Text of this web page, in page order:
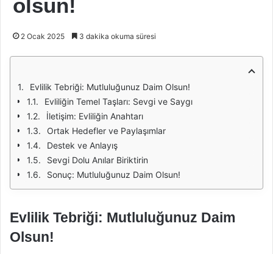
olsun!
2 Ocak 2025 3 dakika okuma süresi
Evlilik Tebriği: Mutluluğunuz Daim Olsun!
Evliliğin Temel Taşları: Sevgi ve Saygı
İletişim: Evliliğin Anahtarı
Ortak Hedefler ve Paylaşımlar
Destek ve Anlayış
Sevgi Dolu Anılar Biriktirin
Sonuç: Mutluluğunuz Daim Olsun!
Evlilik Tebriği: Mutluluğunuz Daim
Olsun!